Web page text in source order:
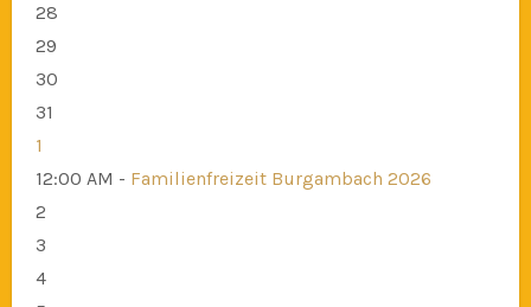
28
29
30
31
1
12:00 AM - Familienfreizeit Burgambach 2026
2
3
4